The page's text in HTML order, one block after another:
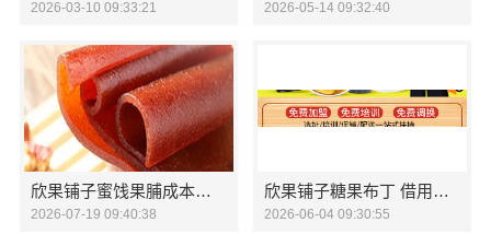
2026-03-10 09:33:21 2026-05-14 09:32:40
欣果铺子蜜饯果脯成本非常的低
2026-07-19 09:40:38
欣果铺子糖果布丁 借用微平台受众精准
2026-06-04 09:30:55